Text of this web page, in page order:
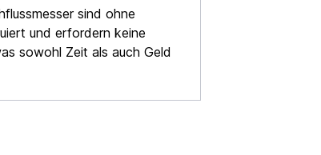
sind ohne
und erfordern keine
sowohl Zeit als auch Geld